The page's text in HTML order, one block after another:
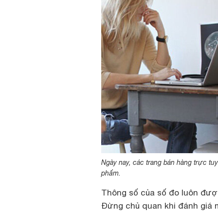
Ngày nay, các trang bán hàng trực
phẩm.
Thông số của số đo luôn
Đừng chủ quan khi đánh giá